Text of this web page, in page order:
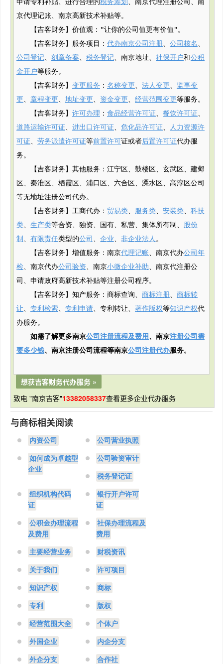
申请专利补贴、进行合理的 税务筹划 、南京代理注册公司、南
京代理记账、南京高新技术补贴等。
【吉客财务】价值观："让你的公司值更有价值"。
【吉客财务】服务项目： 代办南京公司注册、 公司核名、
公司登记、 刻章备案、 税务登记、南京地址、 社保开户和公积
金开户等服务。
【吉客财务】 变更服务 ： 名称变更、 法人变更、 监事变
更、 章程变更、 地址变更、 资金变更、 经营范围变更等服务。
【吉客财务】 许可办理 ： 食品经营许可证、 餐饮许可证、
道路运输许可证、 进出口许可证、 危化品许可证、
人力资源许
可证、 劳务派遣许可证等前置许可证或者后置许可证代办服
务。
【吉客财务】其他服务：江宁区、鼓楼区、玄武区、建邺
区、秦淮区、栖霞区、浦口区、六合区、溧水区、高淳区公司
等无地址注册公司代办。
【吉客财务】工商代办： 贸易类、 服务类、 安装类、 科技
类、 生产类等合资、独资、国有、私营、集体所有制、 股份
制 、 有限责任类型的公司 、 企业、 非企业法人。
【吉客财务】增值服务：南京代理记账、南京代办公司年
检、南京代办公司验资、南京小微企业补助、南京代注册公
司、申请政府高新技术补贴等注册公司程序。
【吉客财务】知产服务：商标查询、 商标注册、 商标转
让、 专利检索、 专利申请、专利转让、 著作版权等知识产权代
办服务。
如需了解更多南京公司注册流程及费用、南京注册公司需
要多少钱、南京注册公司流程等南京公司注册代办服务。
想获吉客财务代办服务 »
致电 "南京吉客"13382058337查看更多企业代办服务
与商标相关阅读
内资公司 公司营业执照
如何成为卓越型
企业
公司验资审计
税务登记证
组织机构代码
证
银行开户许可
证
公积金办理流程
及费用
社保办理流程及
费用
主要经营业务 财税资讯
关于我们 许可项目
知识产权 商标
专利 版权
经营范围大全 个体户
外国企业 内企分支
外企分支 合作社